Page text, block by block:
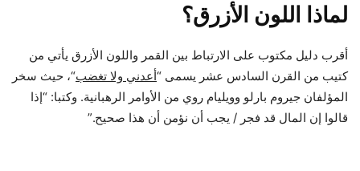
لماذا اللون الأزرق؟
أقرب دليل مكتوب على الارتباط بين القمر واللون الأزرق يأتي من
كتيب من القرن السادس عشر يسمى “أعدني ولا تغضب“، حيث سخر
المؤلفان جيروم بارلو وويليام روي من الأوامر الرهبانية. وكتبا: “إذا
قالوا إن المال قد فجر / يجب أن نؤمن أن هذا صحيح.”